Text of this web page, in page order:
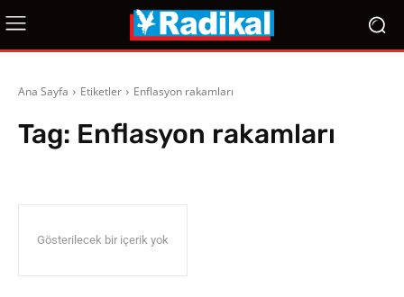
Ana Sayfa Etiketler Enflasyon rakamları
Tag: Enflasyon rakamları
Gösterilecek bir içerik yok